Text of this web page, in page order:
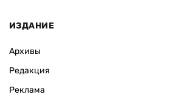
ИЗДАНИЕ
Архивы
Редакция
Реклама